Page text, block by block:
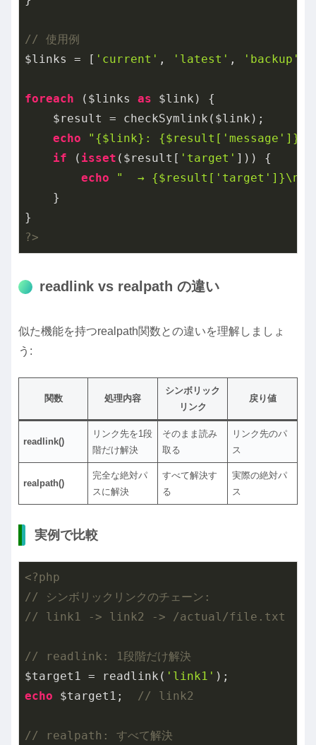
// 使用例
$links = [ 'current' , 'latest' , 'backup'
foreach ($links as $link) {
    $result = checkSymlink($link);
echo
"{$link}:
if ( isset ($result[ 'target' ])) {
echo
"  → {$result['target']}\n"
    }
?>
readlink vs realpath の違い
似た機能を持つrealpath関数との違いを理解しましょ
う:
関数 処理内容
シンボリック
リンク
戻り値
readlink()
リンク先を1段
階だけ解決
そのまま読み
取る
リンク先のパ
ス
realpath()
完全な絶対パ
スに解決
すべて解決す
る
実際の絶対パ
ス
実例で比較
<?php
// シンボリックリンクのチェーン:
// link1 -> link2 -> /actual/file.txt
// readlink: 1段階だけ解決
$target1 = readlink( 'link1'
echo $target1; // link2
// realpath: すべて解決